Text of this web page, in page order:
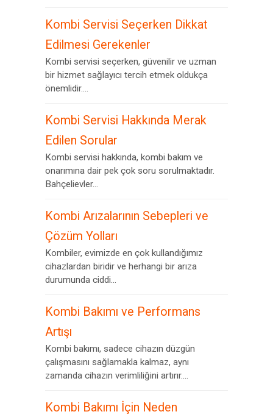
Kombi Servisi Seçerken Dikkat
Edilmesi Gerekenler
Kombi servisi seçerken, güvenilir ve uzman
bir hizmet sağlayıcı tercih etmek oldukça
önemlidir....
Kombi Servisi Hakkında Merak
Edilen Sorular
Kombi servisi hakkında, kombi bakım ve
onarımına dair pek çok soru sorulmaktadır.
Bahçelievler...
Kombi Arızalarının Sebepleri ve
Çözüm Yolları
Kombiler, evimizde en çok kullandığımız
cihazlardan biridir ve herhangi bir arıza
durumunda ciddi...
Kombi Bakımı ve Performans
Artışı
Kombi bakımı, sadece cihazın düzgün
çalışmasını sağlamakla kalmaz, aynı
zamanda cihazın verimliliğini artırır....
Kombi Bakımı İçin Neden